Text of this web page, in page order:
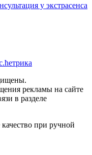
у экстрасенса
рекламы на сайте
в разделе
при ручной